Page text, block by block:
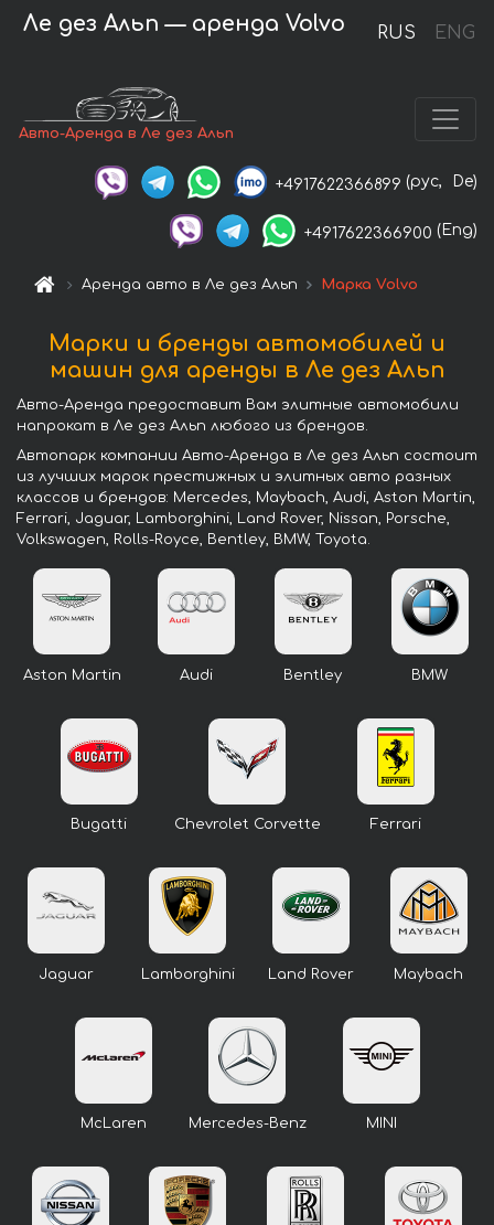
RUS ENG
Ле дез Альп — аренда Volvo
Авто-Аренда в Ле дез Альп
+4917622366899 (рус, De)
+4917622366900 (Eng)
Аренда авто в Ле дез Альп Марка Volvo
Марки и бренды автомобилей и
машин для аренды в Ле дез Альп
Авто-Аренда предоставит Вам элитные автомобили
напрокат в Ле дез Альп любого из брендов.
Автопарк компании Авто-Аренда в Ле дез Альп состоит
из лучших марок престижных и элитных авто разных
классов и брендов: Mercedes, Maybach, Audi, Aston Martin,
Ferrari, Jaguar, Lamborghini, Land Rover, Nissan, Porsche,
Volkswagen, Rolls-Royce, Bentley, BMW, Toyota.
Aston Martin Audi Bentley BMW
Bugatti Chevrolet Corvette Ferrari
Jaguar Lamborghini Land Rover Maybach
McLaren Mercedes-Benz MINI